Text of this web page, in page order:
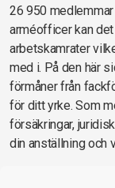
26 950
arméofficer kan
arbetskamrater
med i. På den här
förmåner från
för ditt yrke. Som
försäkringar,
din anställning och